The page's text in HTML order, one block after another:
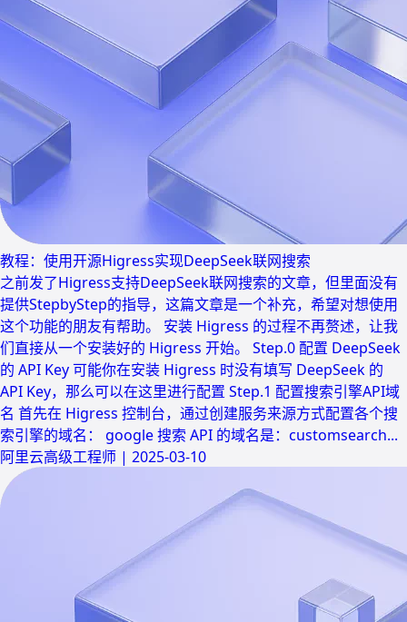
教程：使用开源Higress实现DeepSeek联网搜索
之前发了Higress支持DeepSeek联网搜索的文章，但里面没有
提供StepbyStep的指导，这篇文章是一个补充，希望对想使用
这个功能的朋友有帮助。 安装 Higress 的过程不再赘述，让我
们直接从一个安装好的 Higress 开始。 Step.0 配置 DeepSeek
的 API Key 可能你在安装 Higress 时没有填写 DeepSeek 的
API Key，那么可以在这里进行配置 Step.1 配置搜索引擎API域
名 首先在 Higress 控制台，通过创建服务来源方式配置各个搜
索引擎的域名： google 搜索 API 的域名是：customsearch...
阿里云高级工程师 | 2025-03-10